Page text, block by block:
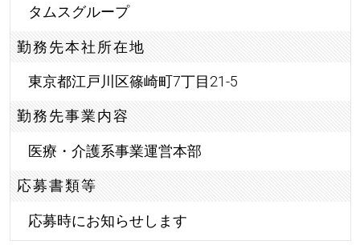
タムスグループ
勤務先本社所在地
東京都江戸川区篠崎町7丁目21-5
勤務先事業内容
医療・介護系事業運営本部
応募書類等
応募時にお知らせします